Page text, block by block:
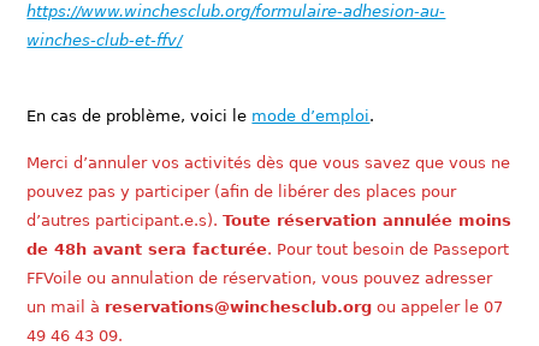
https://www.winchesclub.org/formulaire-adhesion-au-
winches-club-et-ffv/
En cas de problème, voici le mode d’emploi.
Merci d’annuler vos activités dès que vous savez que vous ne
pouvez pas y participer (afin de libérer des places pour
d’autres participant.e.s).Toute réservation annulée moins
de 48h avant sera facturée. Pour tout besoin de Passeport
FFVoile ou annulation de réservation, vous pouvez adresser
un mail à reservations@winchesclub.org ou appeler le 07
49 46 43 09.